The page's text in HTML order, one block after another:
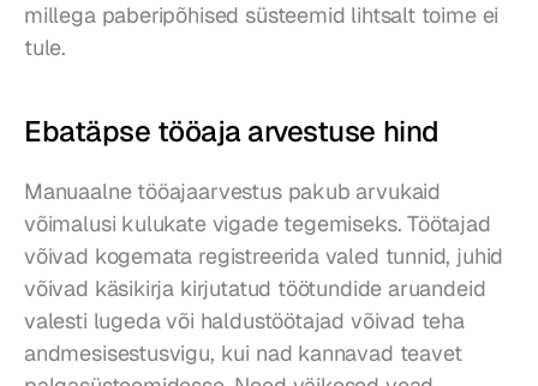
millega paberipõhised süsteemid lihtsalt toime ei
tule.
Ebatäpse tööaja arvestuse hind
Manuaalne tööajaarvestus pakub arvukaid
võimalusi kulukate vigade tegemiseks. Töötajad
võivad kogemata registreerida valed tunnid, juhid
võivad käsikirja kirjutatud töötundide aruandeid
valesti lugeda või haldustöötajad võivad teha
andmesisestusvigu, kui nad kannavad teavet